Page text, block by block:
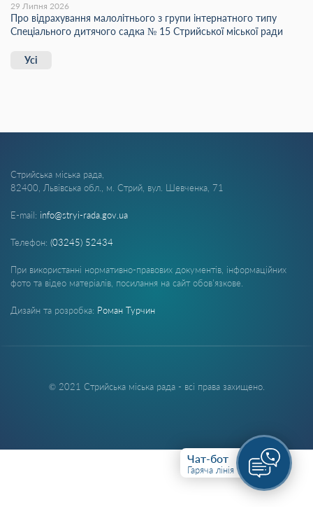
29 Липня 2026
Про відрахування малолітнього з групи інтернатного типу
Спеціального дитячого садка № 15 Стрийської міської ради
Усі
Стрийська міська рада,
82400, Львівська обл., м. Стрий, вул. Шевченка, 71
E-mail: info@stryi-rada.gov.ua
Телефон: (03245) 52434
При використанні нормативно-правових документів, інформаційних
фото та відео матеріалів, посилання на сайт обов'язкове.
Дизайн та розробка: Роман Турчин
© 2021 Стрийська міська рада - всі права захищено.
Чат-бот
Гаряча лінія